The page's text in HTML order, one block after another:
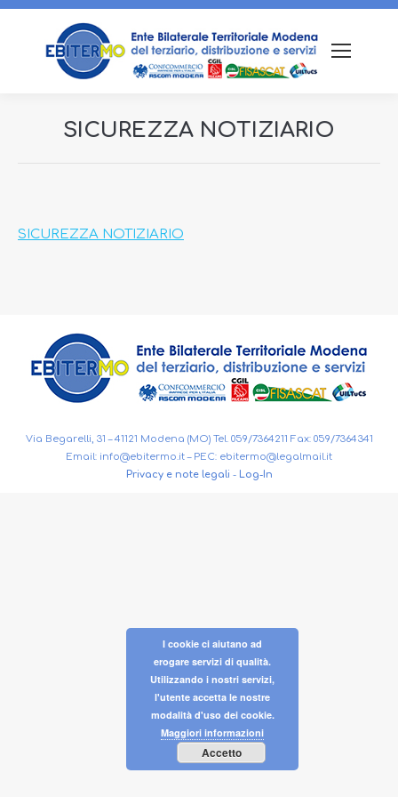
SICUREZZA NOTIZIARIO
SICUREZZA NOTIZIARIO
Via Begarelli, 31 – 41121 Modena (MO) Tel. 059/7364211 Fax: 059/7364341
Email: info@ebitermo.it– PEC: ebitermo@legalmail.it
Privacy e note legali - Log-In
I cookie ci aiutano ad
erogare servizi di qualità.
Utilizzando i nostri servizi,
l'utente accetta le nostre
modalità d'uso dei cookie.
Maggiori informazioni
Accetto